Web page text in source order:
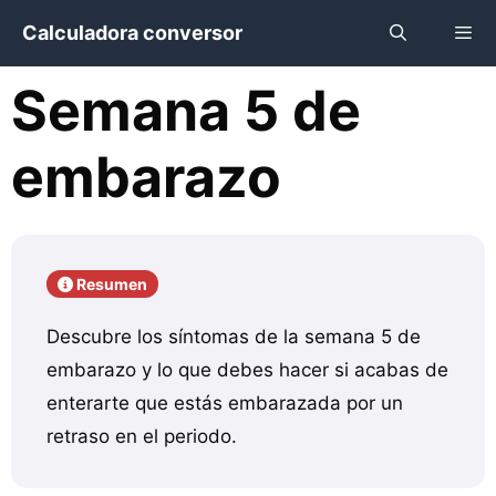
contenido
Calculadora conversor
Semana 5 de
embarazo
Resumen
Descubre los síntomas de la semana 5 de
embarazo y lo que debes hacer si acabas de
enterarte que estás embarazada por un
retraso en el periodo.